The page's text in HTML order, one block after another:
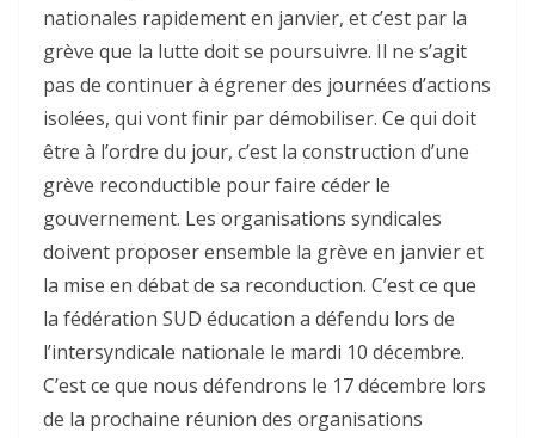
nationales rapidement en janvier, et c’est par la
grève que la lutte doit se poursuivre. Il ne s’agit
pas de continuer à égrener des journées d’actions
isolées, qui vont finir par démobiliser. Ce qui doit
être à l’ordre du jour, c’est la construction d’une
grève reconductible pour faire céder le
gouvernement. Les organisations syndicales
doivent proposer ensemble la grève en janvier et
la mise en débat de sa reconduction. C’est ce que
la fédération SUD éducation a défendu lors de
l’intersyndicale nationale le mardi 10 décembre.
C’est ce que nous défendrons le 17 décembre lors
de la prochaine réunion des organisations